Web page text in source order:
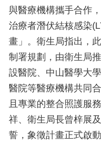
與醫療機構攜手合作
治療者潛伏結核感染
畫」。衛生局指出，
制署規劃，由衛生局
設醫院、中山醫學大
醫院等醫療機構共同
且專業的整合照護服
祥、衛生局長曾梓展
誓，象徵計畫正式啟